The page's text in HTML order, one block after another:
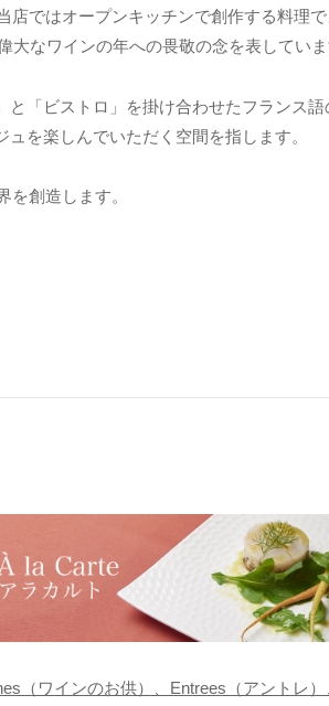
店ではオープンキッチンで創作する料理
なワインの年への畏敬の念を表していま
「ビストロ」を掛け合わせたフランス語
を楽しんでいただく空間を指します。
創造します。
（ワインのお供）、Entrees（アントレ）